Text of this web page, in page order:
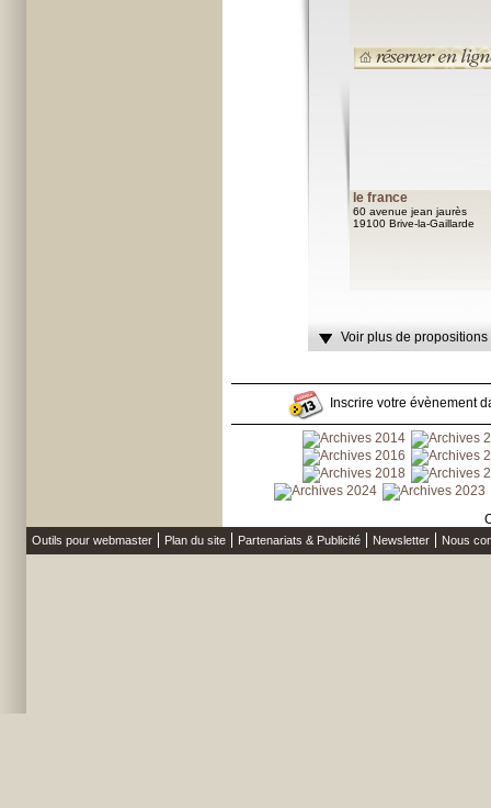
le france
60 avenue jean jaurès
19100 Brive-la-Gaillarde
Voir plus de
Inscrire votre évènement
Outils pour webmaster Plan du site Partenariats & Publicité Newsletter Nous